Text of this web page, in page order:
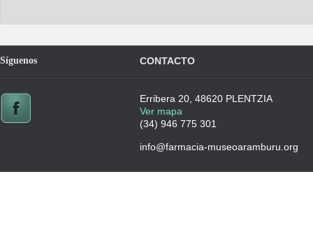
Síguenos CONTACTO
Erribera 20, 48620 PLENTZIA
Ver mapa
(34) 946 775 301
info@farmacia-museoaramburu.org